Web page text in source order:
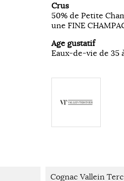
Crus
50% de Petite
une FINE
Age gustatif
Eaux-de-vie de 35
Cognac Vallein